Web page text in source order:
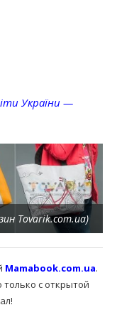
України —
Tovarik.com.ua)
Mamabook.com.ua.
с открытой